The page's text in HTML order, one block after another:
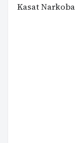
Kasat